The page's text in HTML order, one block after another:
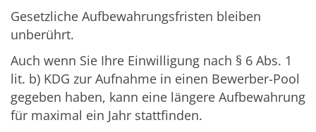
Gesetzliche Aufbewahrungsfristen bleiben
unberührt.
Auch wenn Sie Ihre Einwilligung nach § 6 Abs. 1
lit. b) KDG zur Aufnahme in einen Bewerber-Pool
gegeben haben, kann eine längere Aufbewahrung
für maximal ein Jahr stattfinden.